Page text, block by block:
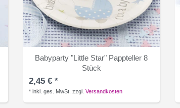
Babyparty "Little Star" Pappteller 8
Stück
2,45 € *
*inkl. ges. MwSt. zzgl.Versandkosten